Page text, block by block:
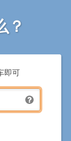
？
即可